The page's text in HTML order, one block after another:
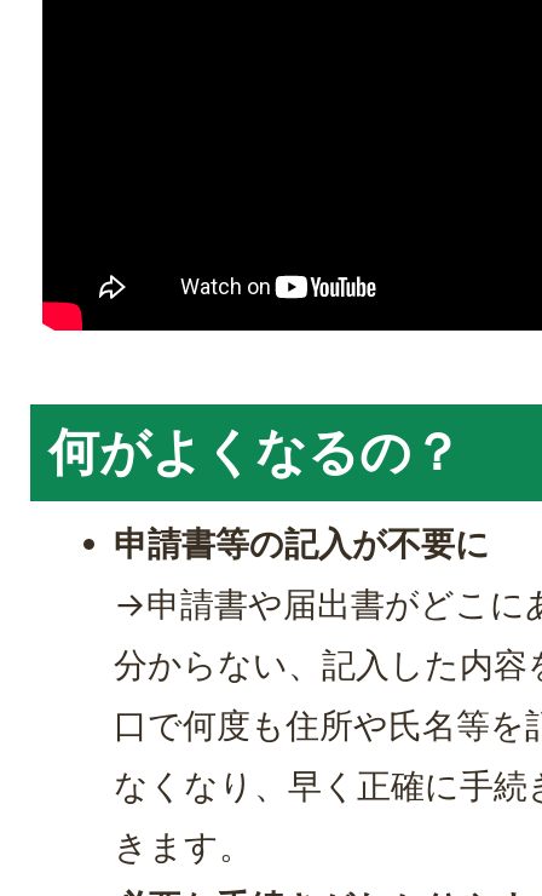
何がよくなるの？
申請書等の記入が不要に
→申請書や届出書がどこに
分からない、記入した内容
口で何度も住所や氏名等
なくなり、早く正確に手
きます。